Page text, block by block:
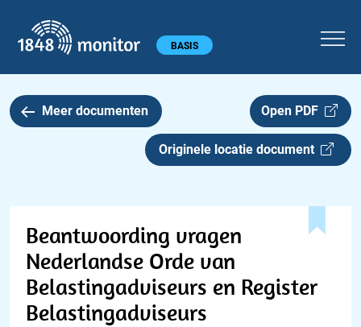
Hoofdmenu BASIS
Meer documenten Open PDF
Originele locatie document
Beantwoording vragen
Nederlandse Orde van
Belastingadviseurs en Register
Belastingadviseurs